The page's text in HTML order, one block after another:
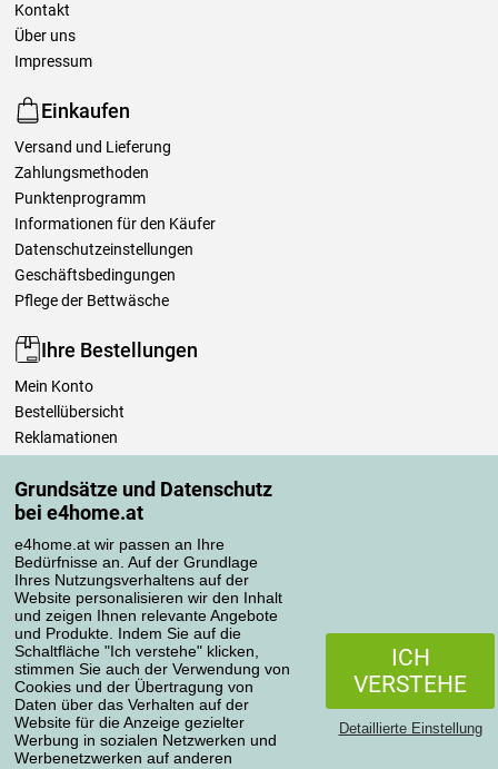
Grundsätze und Datenschutz
bei e4home.at
e4home.at wir passen an Ihre
Bedürfnisse an. Auf der Grundlage
Ihres Nutzungsverhaltens auf der
Website personalisieren wir den Inhalt
und zeigen Ihnen relevante Angebote
und Produkte. Indem Sie auf die
Schaltfläche "Ich verstehe" klicken,
stimmen Sie auch der Verwendung von
Cookies und der Übertragung von
Daten über das Verhalten auf der
Website für die Anzeige gezielter
Werbung in sozialen Netzwerken und
Werbenetzwerken auf anderen
ICH
VERSTEHE
Detaillierte Einstellung
Kontakt
Über uns
Impressum
Einkaufen
Versand und Lieferung
Zahlungsmethoden
Punktenprogramm
Informationen für den Käufer
Datenschutzeinstellungen
Geschäftsbedingungen
Pflege der Bettwäsche
Ihre Bestellungen
Mein Konto
Bestellübersicht
Reklamationen
Einfach mehr wissen
Richtlinien zur Verarbeitung von Bewertungen
Transportarten
Zahlungsmethoden